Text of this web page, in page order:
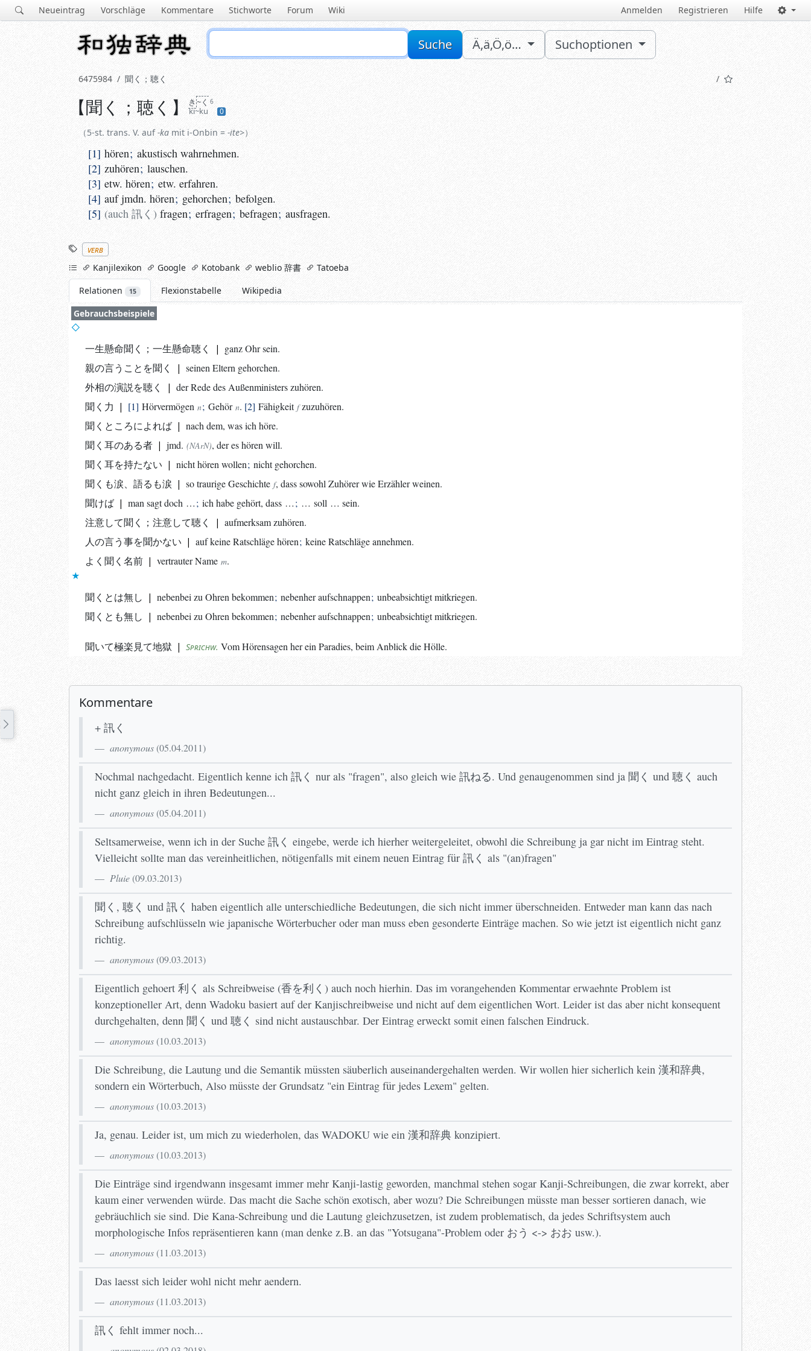
Neueintrag Vorschläge Kommentare Stichworte Forum Wiki Anmelden Registrieren Hilfe
Suche Ä,ä,Ö,ö… Suchoptionen
6475984 聞く ； 聴く
5‑st. trans. V. auf‑ka mit i-Onbin =
1 hören
akustisch wahrnehmen.
2
etw. hören;etw. erfahren.
auf jmdn. hören;gehorchen
auch 訊く fragen ;erfragen
【聞く ； 聴く 】 き ~く
ki~ku
6
0
5‑st. trans. V. auf‑ka mit i-Onbin = ‑ite>
1 hören; akustisch wahrnehmen.
2 zuhören; lauschen.
3 etw. hören; etw. erfahren.
4 auf jmdn. hören; gehorchen; befolgen.
5
auch訊く fragen; erfragen; befragen; ausfragen.
Stichworte
verb
linksKanjilexikon Google Kotobank weblio 辞書
Tatoeba
Relationen
15 Flexionstabelle
Wikipedia
Gebrauchsbeispiele
一生懸命聞く ； 一生懸命聴く | ganz Ohr sein.
親の言うことを聞く | seinen Eltern gehorchen.
外相の演説を聴く | der Rede des Außenministers zuhören.
聞く力 | 1 Hörvermögen n; Gehörn. 2 Fähigkeitfzuzuhören.
聞くところによれば | nach dem, was ich höre.
聞く耳のある者 | jmd. (NArN), der es hören will.
聞く耳を持たない | nicht hören wollen; nicht gehorchen.
聞くも涙、語るも涙 | so traurigeGeschichte f, dass sowohl Zuhörer wie Erzähler weinen.
聞けば | man sagt doch …; ich habe gehört, dass …; … soll … sein.
注意して聞く ； 注意して聴く | aufmerksam zuhören.
人の言う事を聞かない | auf keine Ratschläge hören; keine Ratschläge annehmen.
よく聞く名前 | vertrauterName m.
聞くとは無し | nebenbei zu Ohren bekommen; nebenher aufschnappen; unbeabsichtigt mitkriegen.
聞くとも無し | nebenbei zu Ohren bekommen; nebenher aufschnappen; unbeabsichtigt mitkriegen.
聞いて極楽見て地獄 | Sprichw. Vom Hörensagen her ein Paradies, beim Anblick die Hölle.
Kommentare
+ 訊く
anonymous (05.04.2011)
Nochmal nachgedacht. Eigentlich kenne ich 訊く nur als "fragen", also gleich wie 訊ねる. Und genaugenommen sind ja 聞く und 聴く auch
nicht ganz gleich in ihren Bedeutungen...
anonymous (05.04.2011)
Seltsamerweise, wenn ich in der Suche 訊く eingebe, werde ich hierher weitergeleitet, obwohl die Schreibung ja gar nicht im Eintrag steht.
Vielleicht sollte man das vereinheitlichen, nötigenfalls mit einem neuen Eintrag für 訊く als "(an)fragen"
Pluie (09.03.2013)
聞く, 聴く und 訊く haben eigentlich alle unterschiedliche Bedeutungen, die sich nicht immer überschneiden. Entweder man kann das nach
Schreibung aufschlüsseln wie japanische Wörterbucher oder man muss eben gesonderte Einträge machen. So wie jetzt ist eigentlich nicht ganz
richtig.
anonymous (09.03.2013)
Eigentlich gehoert 利く als Schreibweise (香を利く) auch noch hierhin. Das im vorangehenden Kommentar erwaehnte Problem ist
konzeptioneller Art, denn Wadoku basiert auf der Kanjischreibweise und nicht auf dem eigentlichen Wort. Leider ist das aber nicht konsequent
durchgehalten, denn 聞く und 聴く sind nicht austauschbar. Der Eintrag erweckt somit einen falschen Eindruck.
anonymous (10.03.2013)
Die Schreibung, die Lautung und die Semantik müssten säuberlich auseinandergehalten werden. Wir wollen hier sicherlich kein 漢和辞典,
sondern ein Wörterbuch, Also müsste der Grundsatz "ein Eintrag für jedes Lexem" gelten.
anonymous (10.03.2013)
Ja, genau. Leider ist, um mich zu wiederholen, das WADOKU wie ein 漢和辞典 konzipiert.
anonymous (10.03.2013)
Die Einträge sind irgendwann insgesamt immer mehr Kanji-lastig geworden, manchmal stehen sogar Kanji-Schreibungen, die zwar korrekt, aber
kaum einer verwenden würde. Das macht die Sache schön exotisch, aber wozu? Die Schreibungen müsste man besser sortieren danach, wie
gebräuchlich sie sind. Die Kana-Schreibung und die Lautung gleichzusetzen, ist zudem problematisch, da jedes Schriftsystem auch
morphologische Infos repräsentieren kann (man denke z.B. an das "Yotsugana"-Problem oder おう <-> おお usw.).
anonymous (11.03.2013)
Das laesst sich leider wohl nicht mehr aendern.
anonymous (11.03.2013)
訊く fehlt immer noch...